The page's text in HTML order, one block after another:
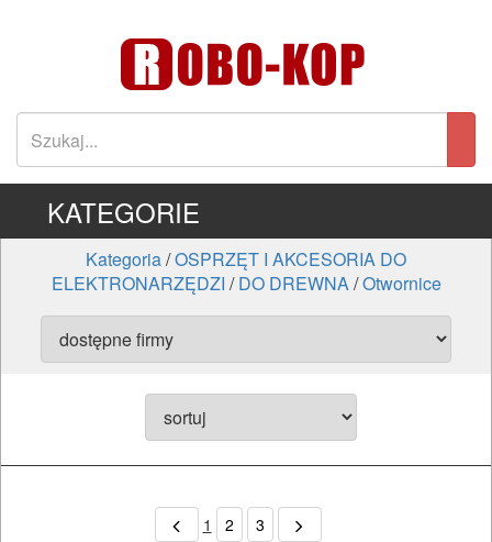
KATEGORIE
Kategoria/OSPRZĘT I AKCESORIA DO
ELEKTRONARZĘDZI /DO DREWNA/Otwornice
1 2 3